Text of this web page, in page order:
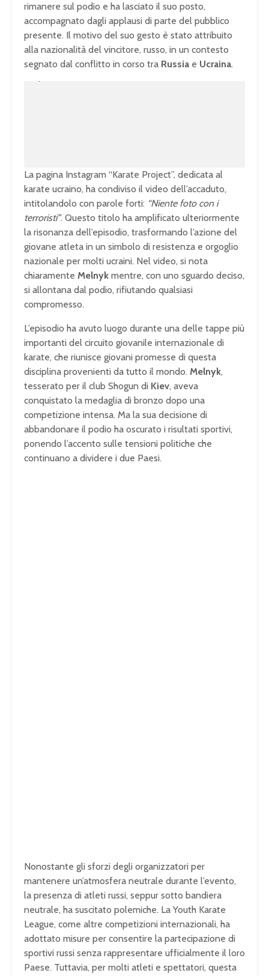
rimanere sul podio e ha lasciato il suo posto,
accompagnato dagli applausi di parte del pubblico
presente. Il motivo del suo gesto è stato attribuito
alla nazionalità del vincitore, russo, in un contesto
segnato dal conflitto in corso tra Russia e Ucraina.
La pagina Instagram “Karate Project”, dedicata al
karate ucraino, ha condiviso il video dell’accaduto,
intitolandolo con parole forti: “Niente foto con i
terroristi”. Questo titolo ha amplificato ulteriormente
la risonanza dell’episodio, trasformando l’azione del
giovane atleta in un simbolo di resistenza e orgoglio
nazionale per molti ucraini. Nel video, si nota
chiaramente Melnyk mentre, con uno sguardo deciso,
si allontana dal podio, rifiutando qualsiasi
compromesso.
L’episodio ha avuto luogo durante una delle tappe più
importanti del circuito giovanile internazionale di
karate, che riunisce giovani promesse di questa
disciplina provenienti da tutto il mondo. Melnyk,
tesserato per il club Shogun di Kiev, aveva
conquistato la medaglia di bronzo dopo una
competizione intensa. Ma la sua decisione di
abbandonare il podio ha oscurato i risultati sportivi,
ponendo l’accento sulle tensioni politiche che
continuano a dividere i due Paesi.
Nonostante gli sforzi degli organizzatori per
mantenere un’atmosfera neutrale durante l’evento,
la presenza di atleti russi, seppur sotto bandiera
neutrale, ha suscitato polemiche. La Youth Karate
League, come altre competizioni internazionali, ha
adottato misure per consentire la partecipazione di
sportivi russi senza rappresentare ufficialmente il loro
Paese. Tuttavia, per molti atleti e spettatori, questa